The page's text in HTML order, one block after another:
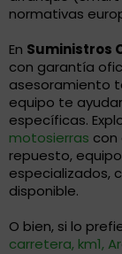
normativas
En Suministros
con garantía
asesoramiento
equipo te
específicas.
motosierras con
repuesto,
especializados,
disponible.
O bien, si lo
carretera, km1,